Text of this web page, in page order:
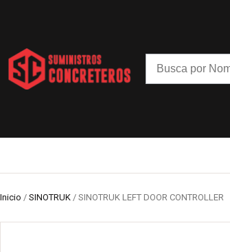
Inicio / SINOTRUK / SINOTRUK LEFT DOOR CONTROLLER